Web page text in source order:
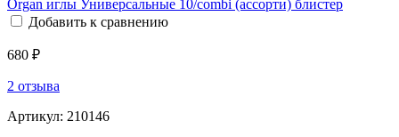
Organ иглы Универсальные 10/combi (ассорти) блистер
Добавить к сравнению
680 ₽
2 отзыва
Артикул: 210146